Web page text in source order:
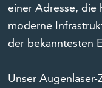
einer Adresse, die
moderne
der bekanntesten
Unser